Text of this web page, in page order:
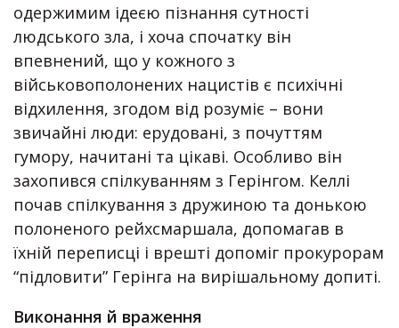
одержимим ідеєю пізнання сутності
людського зла, і хоча спочатку він
впевнений, що у кожного з
військовополонених нацистів є психічні
відхилення, згодом від розуміє – вони
звичайні люди: ерудовані, з почуттям
гумору, начитані та цікаві. Особливо він
захопився спілкуванням з Герінгом. Келлі
почав спілкування з дружиною та донькою
полоненого рейхсмаршала, допомагав в
їхній переписці і врешті допоміг прокурорам
“підловити” Герінга на вирішальному допиті.
Виконання й враження